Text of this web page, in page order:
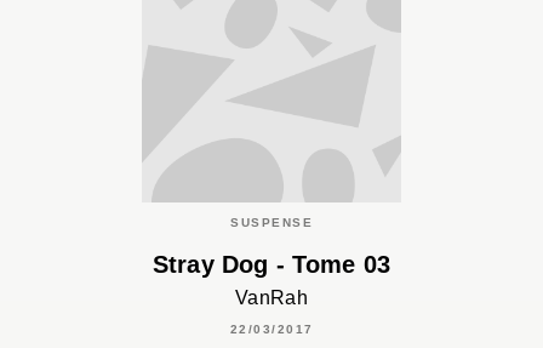
SUSPENSE
Stray Dog - Tome 03
VanRah
22/03/2017